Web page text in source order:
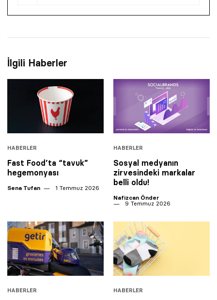
İlgili Haberler
HABERLER
Fast Food’ta “tavuk”
hegemonyası
Sena Tufan 1 Temmuz 2026
HABERLER
Sosyal medyanın
zirvesindeki markalar
belli oldu!
Nafizcan Önder
9 Temmuz 2026
HABERLER HABERLER